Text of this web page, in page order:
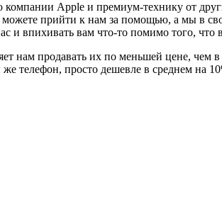
Apple и премиум-технику от
прийти к нам за помощью, а мы в
и впихивать вам что-то помимо того, что
нам продавать их по меньшей цене, чем
телефон, просто дешевле в среднем